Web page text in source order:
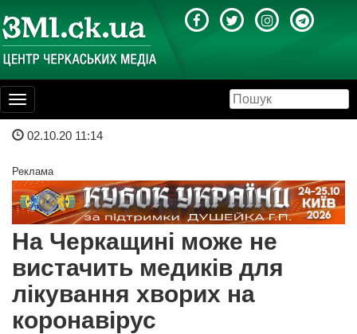
Toggle
navigation
02.10.20 11:14
Реклама
На Черкащині може не
вистачить медиків для
лікування хворих на
коронавірус